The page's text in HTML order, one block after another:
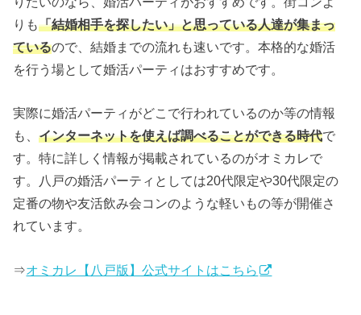
りも「結婚相手を探したい」と思っている人達が集まっ
ているので、結婚までの流れも速いです。本格的な婚活
を行う場として婚活パーティはおすすめです。
実際に婚活パーティがどこで行われているのか等の情報
も、インターネットを使えば調べることができる時代で
す。特に詳しく情報が掲載されているのがオミカレで
す。八戸の婚活パーティとしては20代限定や30代限定の
定番の物や友活飲み会コンのような軽いもの等が開催さ
れています。
⇒オミカレ【八戸版】公式サイトはこちら